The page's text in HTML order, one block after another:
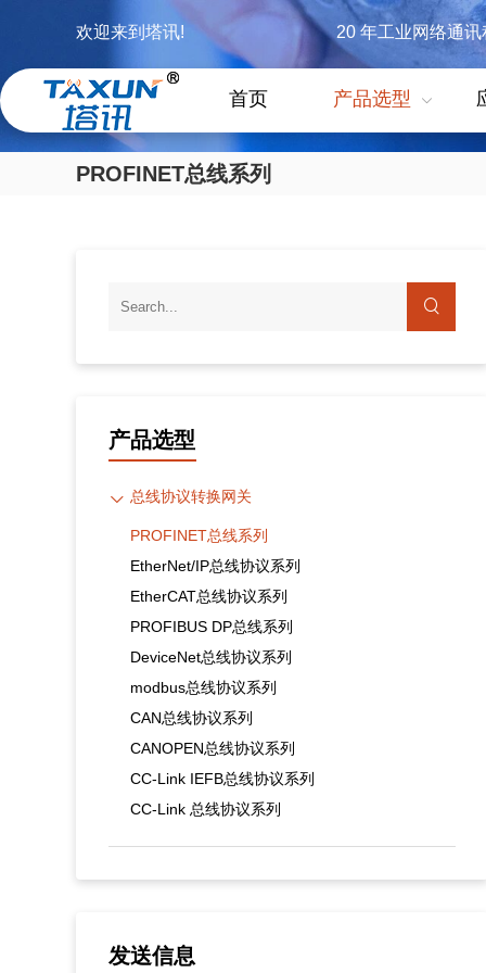
欢迎来到塔讯! 20 年工业网络通
首页 产品选型
PROFINET总线系列
产品选型
总线协议转换网关
PROFINET总线系列
EtherNet/IP总线协议系列
EtherCAT总线协议系列
PROFIBUS DP总线系列
DeviceNet总线协议系列
modbus总线协议系列
CAN总线协议系列
CANOPEN总线协议系列
CC-Link IEFB总线协议系列
CC-Link 总线协议系列
发送信息